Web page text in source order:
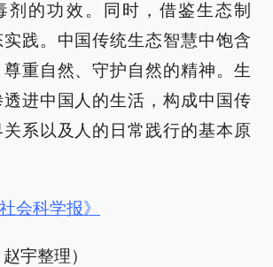
剂的功效。同时，借鉴生态制
践。中国传统生态智慧中饱含
重自然、守护自然的精神。生
进中国人的生活，构成中国传
系以及人的日常践行的基本原
会科学报》
宇整理）